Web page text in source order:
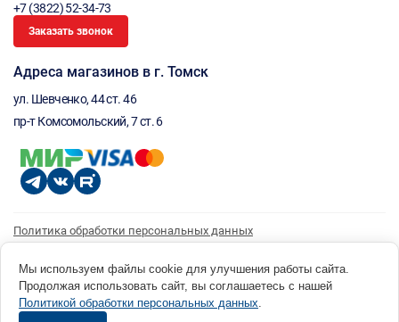
+7 (3822) 52-34-73
Заказать звонок
Адреса магазинов в г. Томск
ул. Шевченко, 44 ст. 46
пр-т Комсомольский, 7 ст. 6
Политика обработки персональных данных
Согласие на получение рассылки
© 1996 - 2026 инструмент парк «Мастер Плюс» Россия, г. Томск, ул. Шевченко, 44 ст. 46, (3822) 52-34-
73 okp@masterplus.tomsk.ru ИП Брусницын Д.Н. ИНН 701700002741
Мы используем файлы cookie для улучшения работы сайта.
Продолжая использовать сайт, вы соглашаетесь с нашей
Политикой обработки персональных данных.